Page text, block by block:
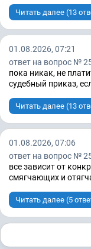
Читать далее (13
01.08.2026, 07:21
ответ на вопрос №
пока никак, не
судебный приказ,
Читать далее (13
01.08.2026, 07:06
ответ на вопрос №
все зависит от
смягчающих и
Читать далее (5